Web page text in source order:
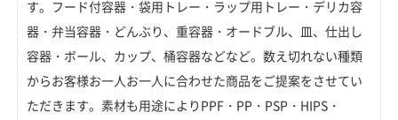
す。フード付容器・袋用トレー・ラップ用トレー・デリカ容
器・弁当容器・どんぶり、重容器・オードブル、皿、仕出し
容器・ボール、カップ、桶容器などなど。数え切れない種類
からお客様お一人お一人に合わせた商品をご提案をさせてい
ただきます。素材も用途によりPPF・PP・PSP・HIPS・